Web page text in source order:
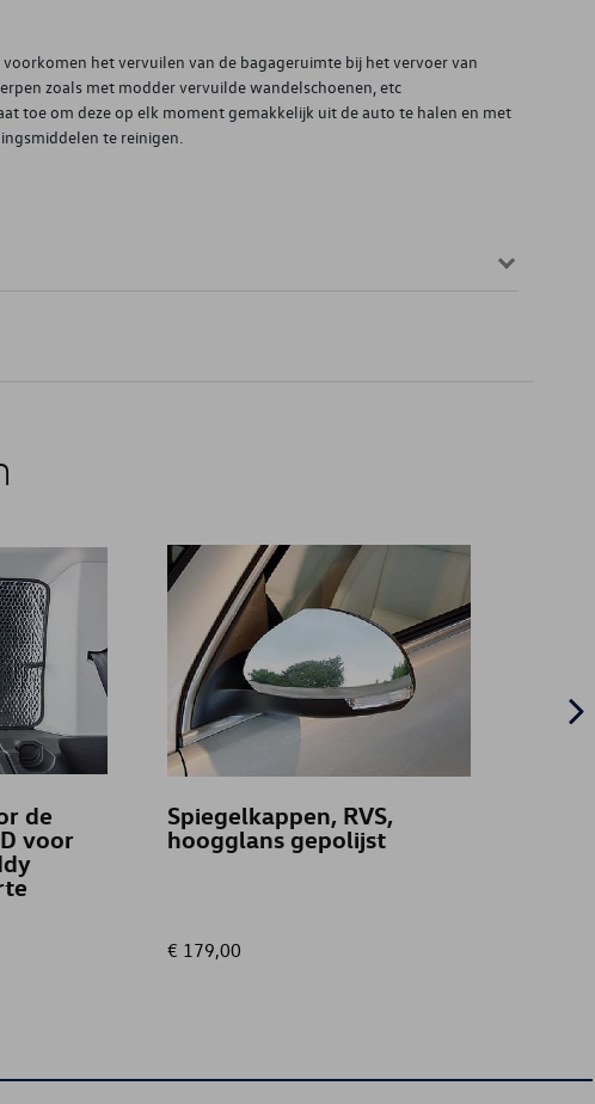
voorkomen het vervuilen van de bagageruimte bij het vervoer van
zoals met modder vervuilde wandelschoenen, etc
toe om deze op elk moment gemakkelijk uit de auto te halen en met
te reinigen.
de
voor
Spiegelkappen, RVS,
hoogglans gepolijst
€ 179,00